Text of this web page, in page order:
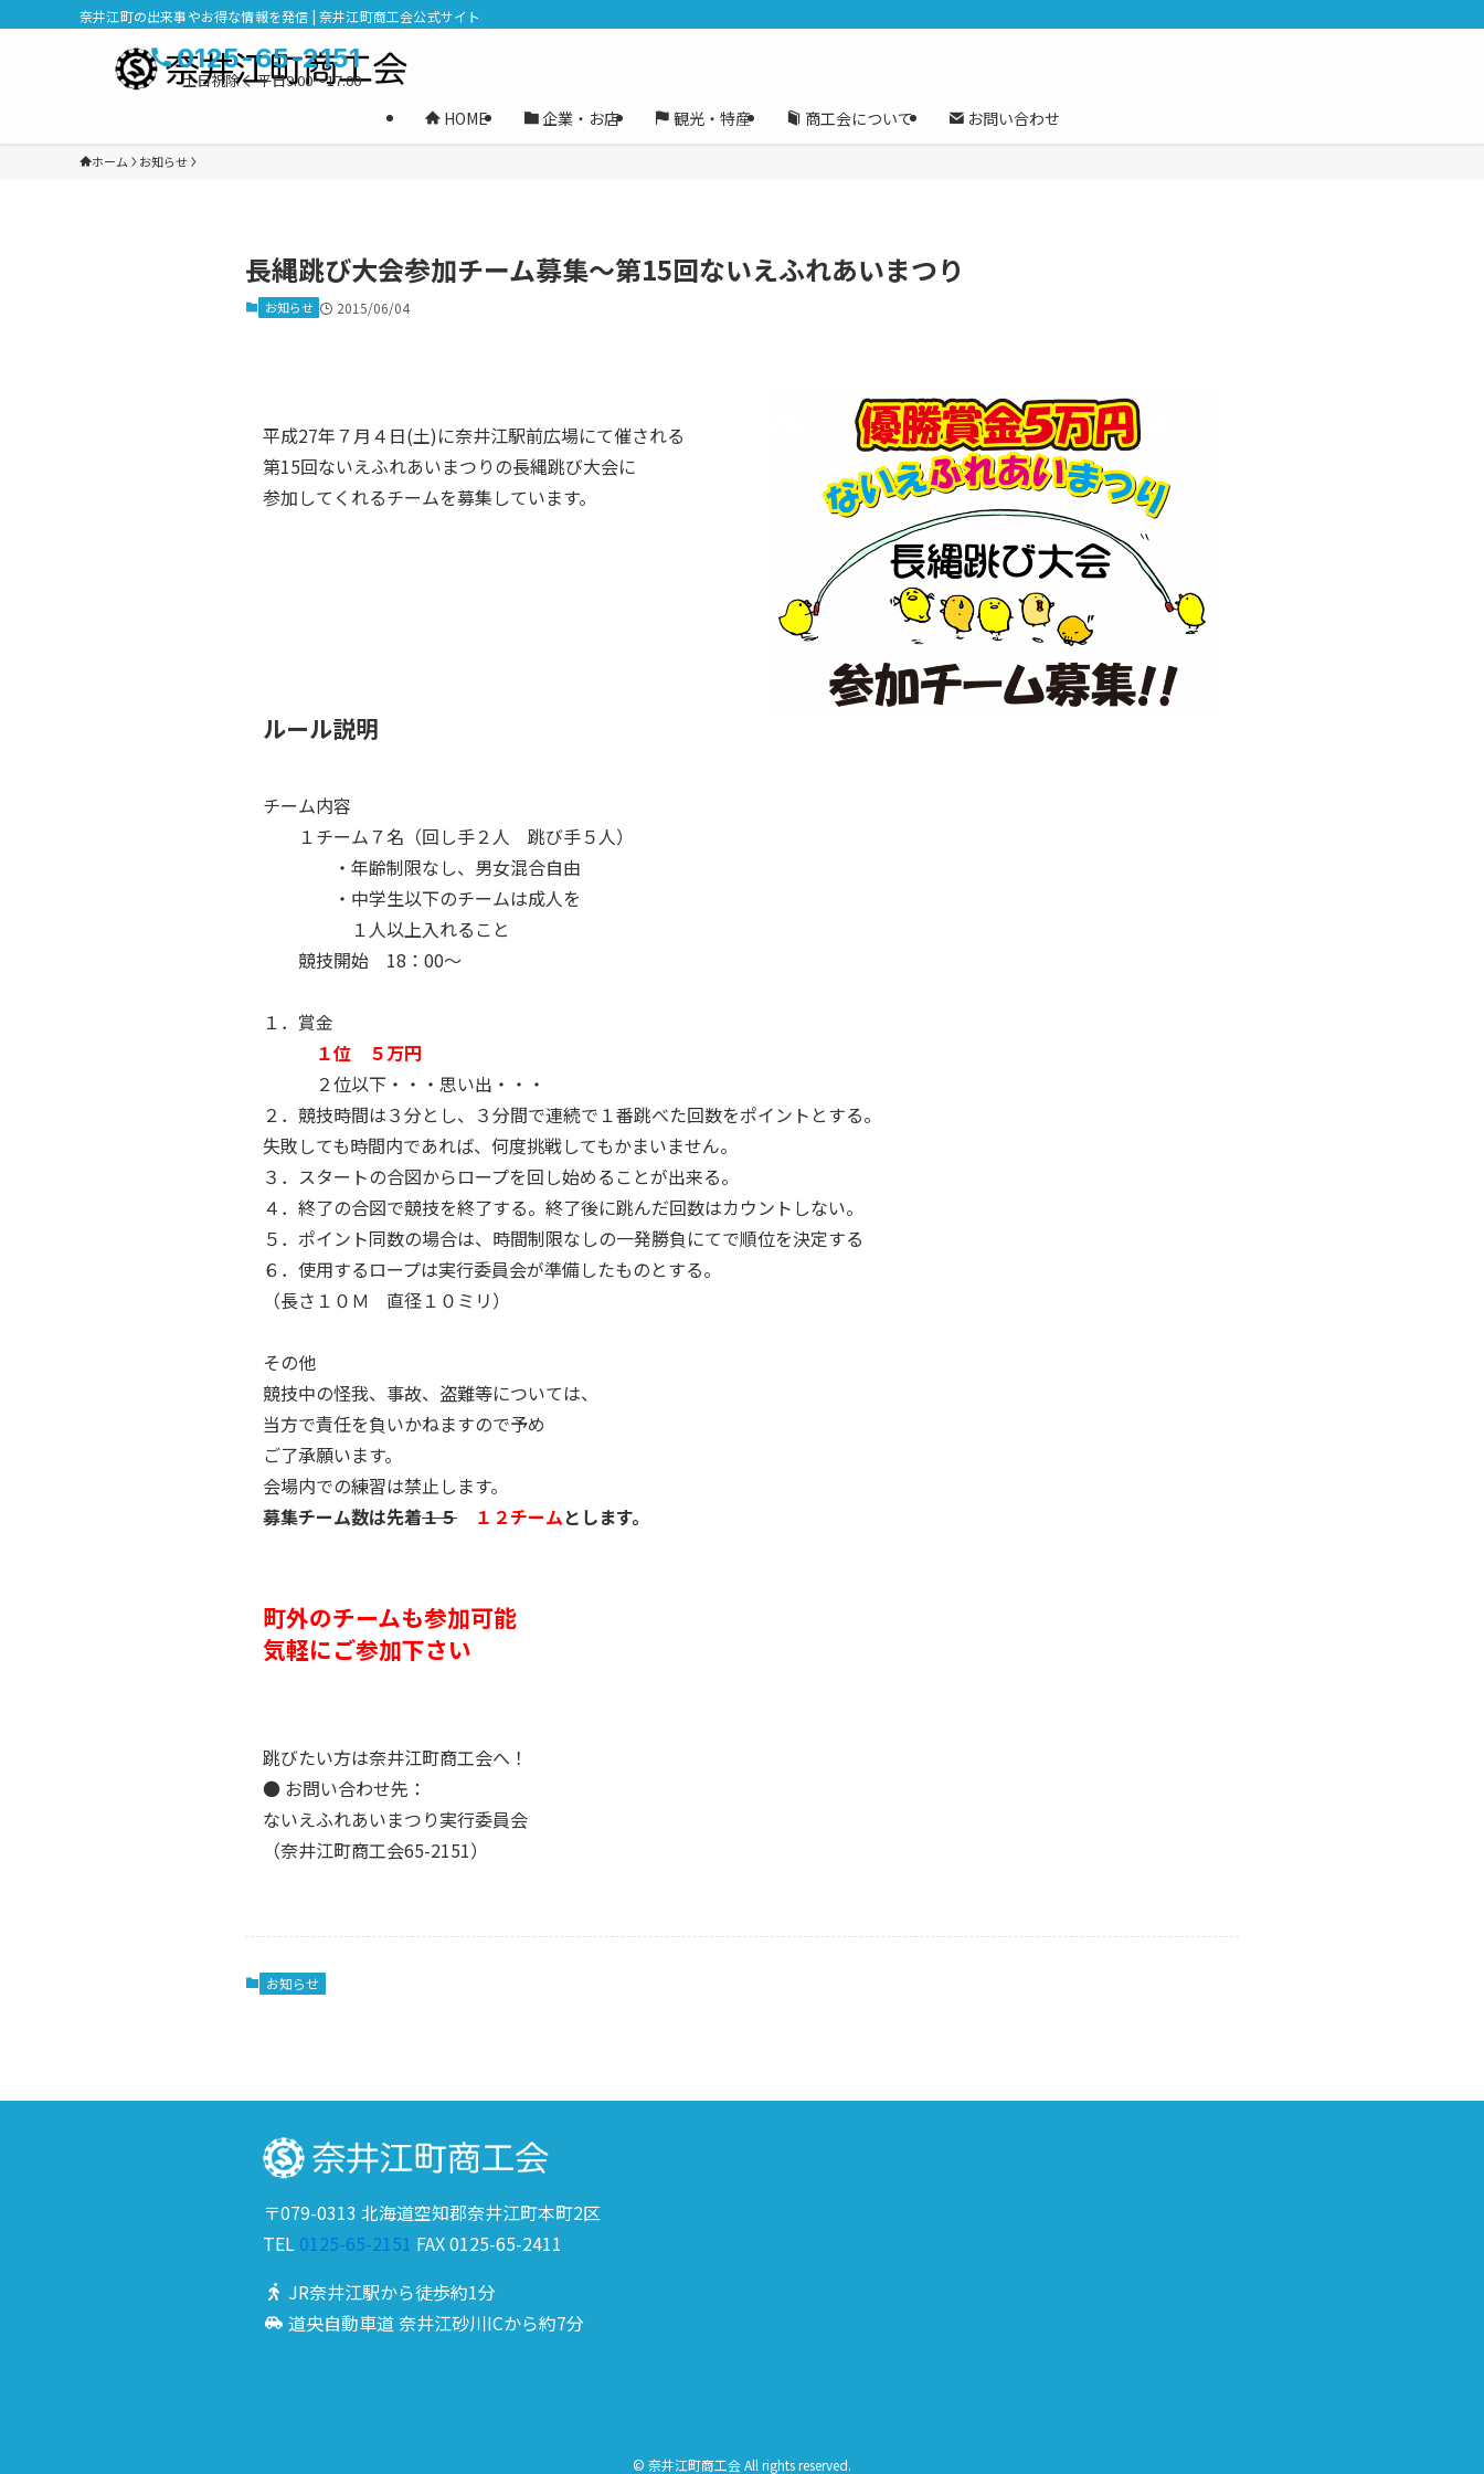
奈井江町の出来事やお得な情報を発信 | 奈井江町商工会公式サイト
HOME 企業・お店 観光・特産 商工会について お問い合わせ
0125-65-2151
土日祝除く 平日9:00～17:00
ホーム お知らせ
長縄跳び大会参加チーム募集～第15回ないえふれあいまつり
お知らせ 2015/06/04
平成27年７月４日(土)に奈井江駅前広場にて催される
第15回ないえふれあいまつりの長縄跳び大会に
参加してくれるチームを募集しています。
ルール説明
チーム内容
１チーム７名（回し手２人 跳び手５人）
・年齢制限なし、男女混合自由
・中学生以下のチームは成人を
１人以上入れること
競技開始 18：00～
１．賞金
１位 ５万円
２位以下・・・思い出・・・
２．競技時間は３分とし、３分間で連続で１番跳べた回数をポイントとする。
失敗しても時間内であれば、何度挑戦してもかまいません。
３．スタートの合図からロープを回し始めることが出来る。
４．終了の合図で競技を終了する。終了後に跳んだ回数はカウントしない。
５．ポイント同数の場合は、時間制限なしの一発勝負にてで順位を決定する
６．使用するロープは実行委員会が準備したものとする。
（長さ１０Ｍ 直径１０ミリ）
その他
競技中の怪我、事故、盗難等については、
当方で責任を負いかねますので予め
ご了承願います。
会場内での練習は禁止します。
募集チーム数は先着１５ １２チームとします。
町外のチームも参加可能
気軽にご参加下さい
跳びたい方は奈井江町商工会へ！
● お問い合わせ先：
ないえふれあいまつり実行委員会
（奈井江町商工会65-2151）
お知らせ
〒079-0313 北海道空知郡奈井江町本町2区
TEL 0125-65-2151 FAX 0125-65-2411
JR奈井江駅から徒歩約1分
道央自動車道 奈井江砂川ICから約7分
© 奈井江町商工会 All rights reserved.